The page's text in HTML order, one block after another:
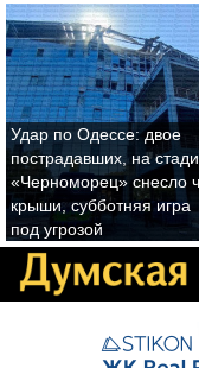
Удар по Одессе: двое
пострадавших, на
«Черноморец» снесло
крыши, субботняя игра
под угрозой